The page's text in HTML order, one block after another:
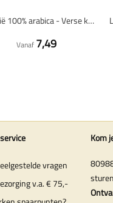
Ethiopië 100% arabica - Verse koffiebonen
Vanaf 7,49
vragen
v.a. € 75,-
Kom